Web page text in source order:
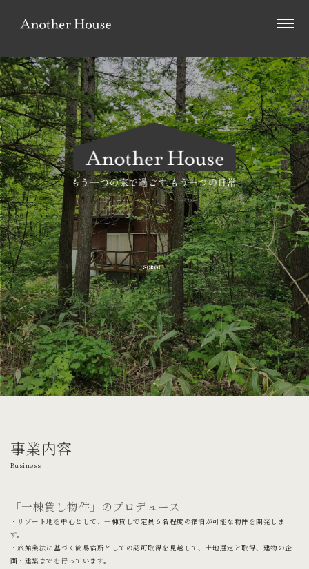
事業内容
Business
「一棟貸し物件」のプロデュース
・リゾート地を中心として、一棟貸しで定員６名程度の宿泊が可能な物件を開発しま
す。
・旅館業法に基づく簡易宿所としての認可取得を見越して、土地選定と取得、建物の企
画・建築までを行っています。